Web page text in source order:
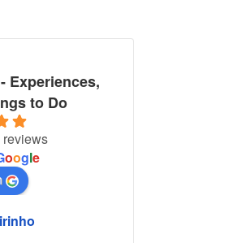
Experiences,
to Do
oogle